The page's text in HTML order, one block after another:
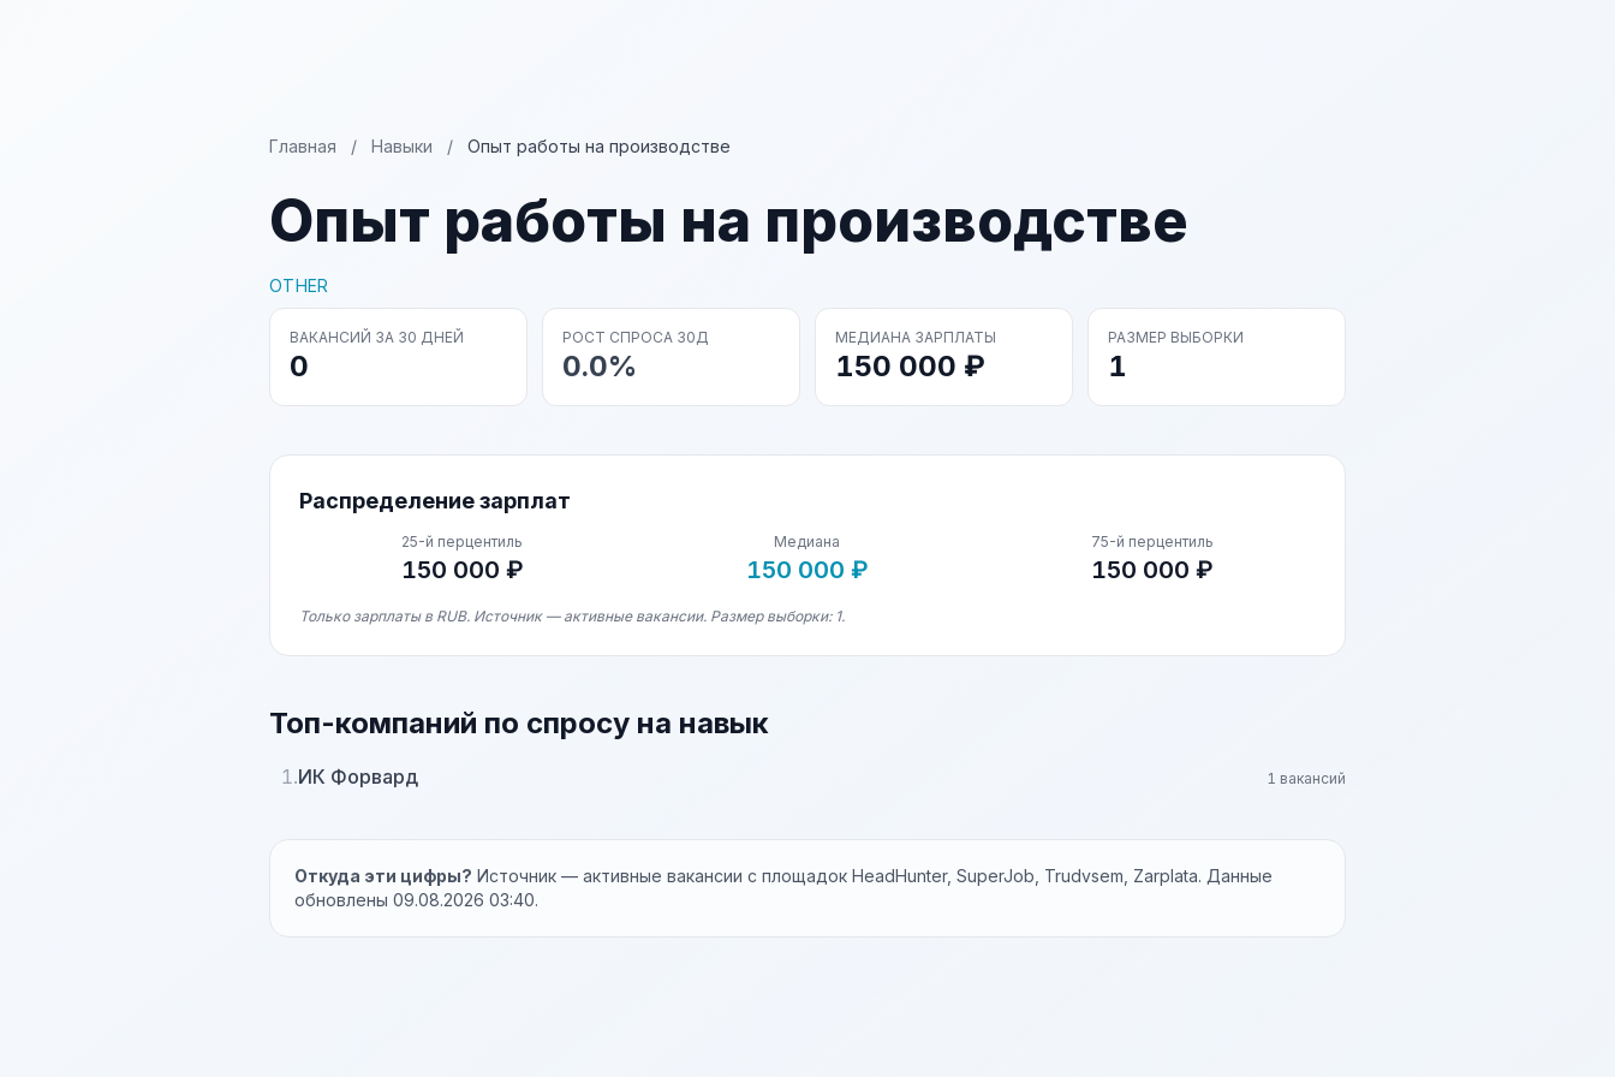
Главная / Навыки / Опыт работы на производстве
Опыт работы на производстве
OTHER
ВАКАНСИЙ ЗА 30 ДНЕЙ
0
РОСТ СПРОСА 30Д
0.0%
МЕДИАНА ЗАРПЛАТЫ
150 000 ₽
РАЗМЕР ВЫБОРКИ
1
Распределение зарплат
25-й перцентиль
150 000 ₽
Медиана
150 000 ₽
75-й перцентиль
150 000 ₽
Только зарплаты в RUB. Источник — активные вакансии. Размер выборки: 1.
Топ-компаний по спросу на навык
1.ИК Форвард 1 вакансий
Откуда эти цифры? Источник — активные вакансии с площадок HeadHunter, SuperJob, Trudvsem, Zarplata. Данные
обновлены 09.08.2026 03:40.